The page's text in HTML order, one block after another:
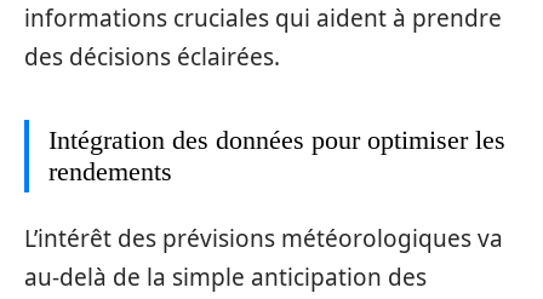
informations cruciales qui aident à prendre
des décisions éclairées.
Intégration des données pour optimiser les
rendements
L’intérêt des prévisions météorologiques va
au-delà de la simple anticipation des